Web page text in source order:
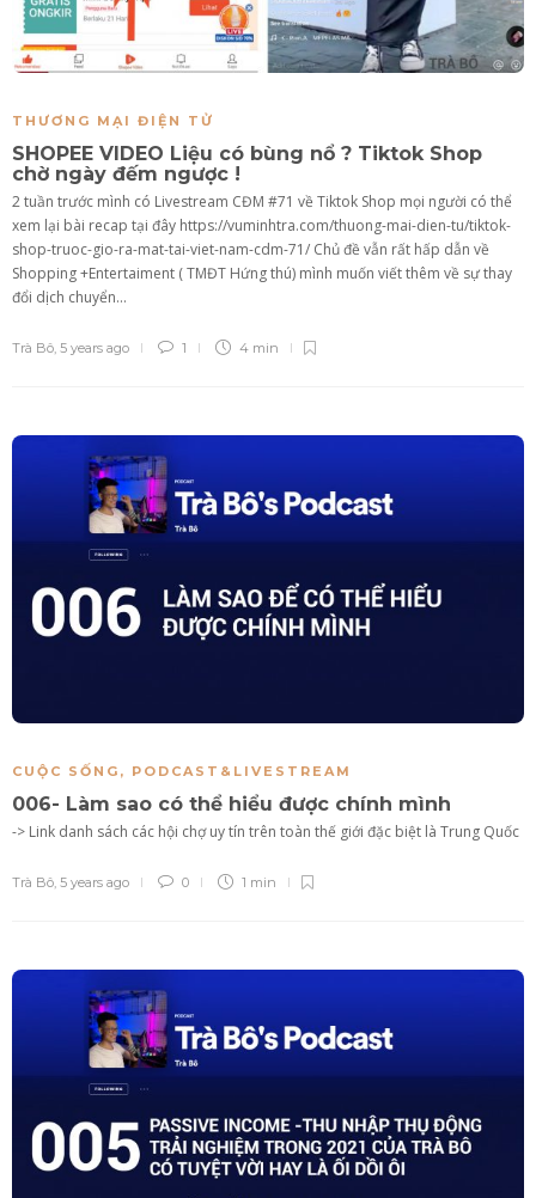
THƯƠNG MẠI ĐIỆN TỬ
SHOPEE VIDEO Liệu có bùng nổ ? Tiktok Shop
chờ ngày đếm ngược !
2 tuần trước mình có Livestream CĐM #71 về Tiktok Shop mọi người có thể
xem lại bài recap tại đây https://vuminhtra.com/thuong-mai-dien-tu/tiktok-
shop-truoc-gio-ra-mat-tai-viet-nam-cdm-71/ Chủ đề vẫn rất hấp dẫn về
Shopping +Entertaiment ( TMĐT Hứng thú) mình muốn viết thêm về sự thay
đổi dịch chuyển...
Trà Bô, 5 years ago 1 4 min
CUỘC SỐNG , PODCAST&LIVESTREAM
006- Làm sao có thể hiểu được chính mình
-> Link danh sách các hội chợ uy tín trên toàn thế giới đặc biệt là Trung Quốc
Trà Bô 5 years ago 0 1 min